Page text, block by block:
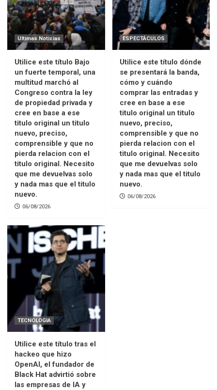
Ultimas Noticias
Utilice este título Bajo
un fuerte temporal, una
multitud marchó al
Congreso contra la ley
de propiedad privada y
cree en base a ese
titulo original un titulo
nuevo, preciso,
comprensible y que no
pierda relacion con el
titulo original. Necesito
que me devuelvas solo
y nada mas que el titulo
nuevo.
06/08/2026
ESPECTÁCULOS
Utilice este título dónde
se presentará la banda,
cómo y cuándo
comprar las entradas y
cree en base a ese
titulo original un titulo
nuevo, preciso,
comprensible y que no
pierda relacion con el
titulo original. Necesito
que me devuelvas solo
y nada mas que el titulo
nuevo.
06/08/2026
TECNOLOGIA
Utilice este título tras el
hackeo que hizo
OpenAI, el fundador de
Black Hat advirtió sobre
las empresas de IA y